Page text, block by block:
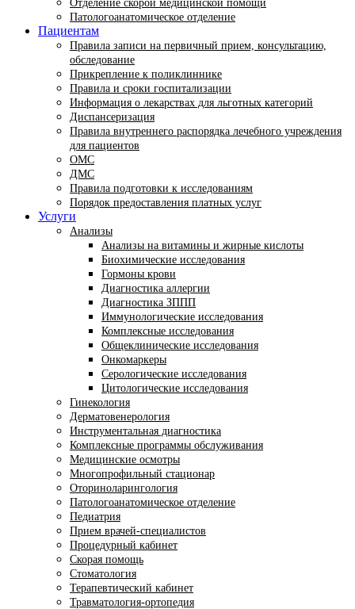
Отделение скорой медицинской помощи
Патологоанатомическое отделение
Пациентам
Правила записи на первичный прием, консультацию,
обследование
Прикрепление к поликлиннике
Правила и сроки госпитализации
Информация о лекарствах для льготных категорий
Диспансеризация
Правила внутреннего распорядка лечебного учреждения
для пациентов
ОМС
ДМС
Правила подготовки к исследованиям
Порядок предоставления платных услуг
Услуги
Анализы
Анализы на витамины и жирные кислоты
Биохимические исследования
Гормоны крови
Диагностика аллергии
Диагностика ЗППП
Иммунологические исследования
Комплексные исследования
Общеклинические исследования
Онкомаркеры
Серологические исследования
Цитологические исследования
Гинекология
Дерматовенерология
Инструментальная диагностика
Комплексные программы обслуживания
Медицинские осмотры
Многопрофильный стационар
Оториноларингология
Патологоанатомическое отделение
Педиатрия
Прием врачей-специалистов
Процедурный кабинет
Скорая помощь
Стоматология
Терапевтический кабинет
Травматология-ортопедия